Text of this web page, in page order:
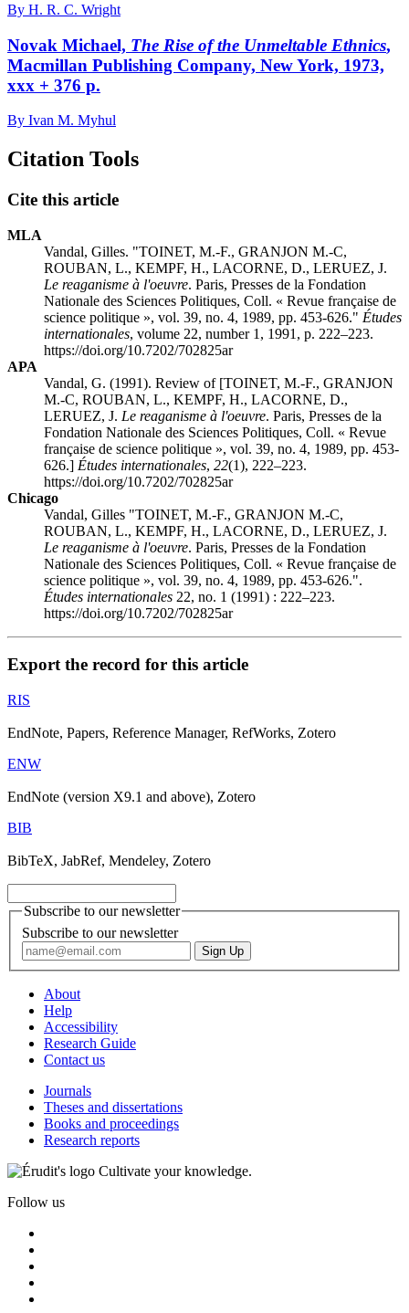
By H. R. C. Wright
Novak Michael, The Rise of the Unmeltable Ethnics,
Macmillan Publishing Company, New York, 1973,
xxx + 376 p.
By Ivan M. Myhul
Citation Tools
Cite this article
MLA
Vandal, Gilles. "TOINET, M.-F., GRANJON M.-C,
ROUBAN, L., KEMPF, H., LACORNE, D., LERUEZ, J.
Le reaganisme à l'oeuvre. Paris, Presses de la Fondation
Nationale des Sciences Politiques, Coll. « Revue française de
science politique », vol. 39, no. 4, 1989, pp. 453-626." Études
internationales, volume 22, number 1, 1991, p. 222–223.
https://doi.org/10.7202/702825ar
APA
Vandal, G. (1991). Review of [TOINET, M.-F., GRANJON
M.-C, ROUBAN, L., KEMPF, H., LACORNE, D.,
LERUEZ, J. Le reaganisme à l'oeuvre. Paris, Presses de la
Fondation Nationale des Sciences Politiques, Coll. « Revue
française de science politique », vol. 39, no. 4, 1989, pp. 453-
626.] Études internationales, 22(1), 222–223.
https://doi.org/10.7202/702825ar
Chicago
Vandal, Gilles "TOINET, M.-F., GRANJON M.-C,
ROUBAN, L., KEMPF, H., LACORNE, D., LERUEZ, J.
Le reaganisme à l'oeuvre. Paris, Presses de la Fondation
Nationale des Sciences Politiques, Coll. « Revue française de
science politique », vol. 39, no. 4, 1989, pp. 453-626.".
Études internationales 22, no. 1 (1991) : 222–223.
https://doi.org/10.7202/702825ar
Export the record for this article
RIS
EndNote, Papers, Reference Manager, RefWorks, Zotero
ENW
EndNote (version X9.1 and above), Zotero
BIB
BibTeX, JabRef, Mendeley, Zotero
Subscribe to our newsletter
Subscribe to our newsletter
About
Help
Accessibility
Research Guide
Contact us
Journals
Theses and dissertations
Books and proceedings
Research reports
Cultivate your knowledge.
Follow us